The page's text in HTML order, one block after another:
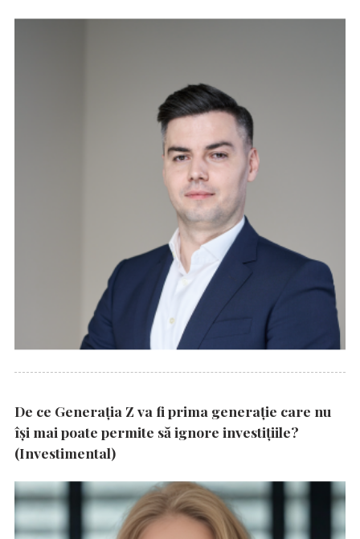
De ce Generația Z va fi prima generație care nu
își mai poate permite să ignore investițiile?
(Investimental)